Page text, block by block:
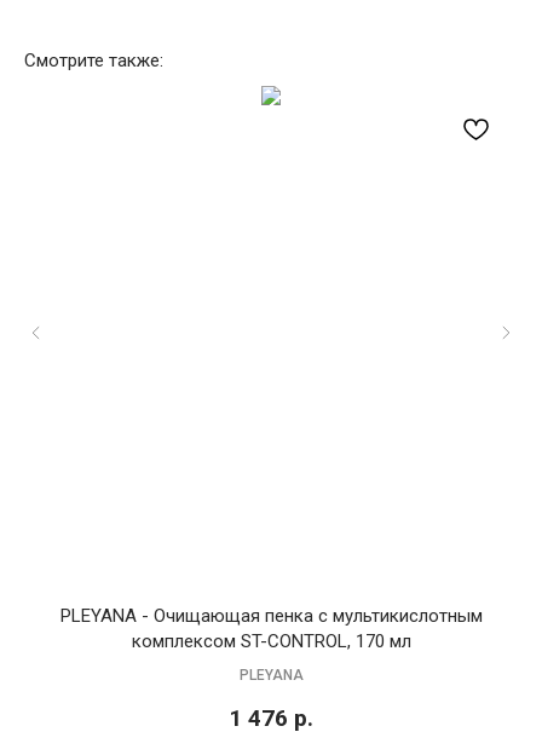
Смотрите также:
PLEYANA - Очищающая пенка с мультикислотным
комплексом ST-CONTROL, 170 мл
PLEYANA
1 476 р.